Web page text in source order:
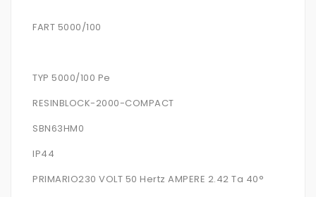
FART 5000/100
TYP 5000/100 Pe
RESINBLOCK-2000-COMPACT
SBN63HM0
IP44
PRIMARIO230 VOLT 50 Hertz AMPERE 2.42 Ta 40°